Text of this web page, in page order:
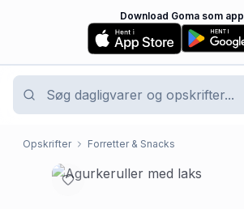
Download Goma som app
Opskrifter Forretter & Snacks